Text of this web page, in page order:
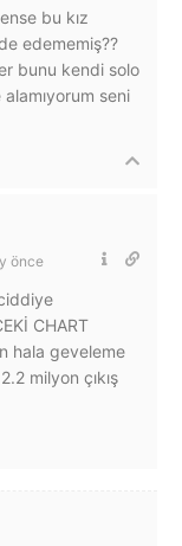
bu kız
edememiş??
bunu kendi solo
seni
önce
CHART
hala geveleme
milyon çıkış